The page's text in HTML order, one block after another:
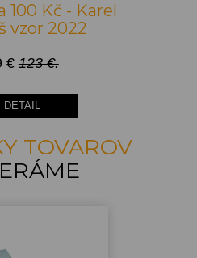
100 Kč - Karel
vzor 2022
€ 123 €.
DETAIL
TOVAROV